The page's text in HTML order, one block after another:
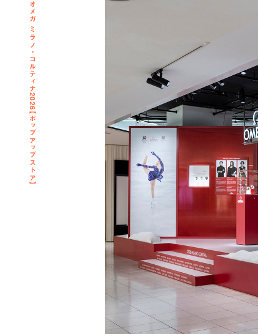
オメガ ミラノ・コルティナ2026【ポップアップストア】